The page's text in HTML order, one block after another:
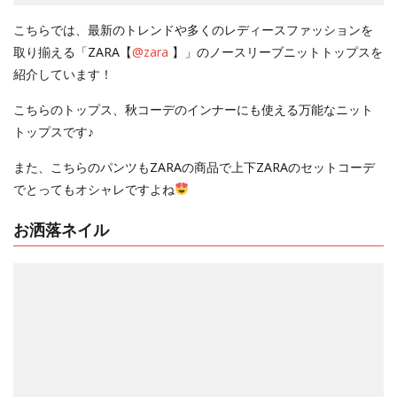
こちらでは、最新のトレンドや多くのレディースファッションを
取り揃える「ZARA【@zara 】」のノースリーブニットトップスを
紹介しています！
こちらのトップス、秋コーデのインナーにも使える万能なニット
トップスです♪
また、こちらのパンツもZARAの商品で上下ZARAのセットコーデ
でとってもオシャレですよね
お洒落ネイル